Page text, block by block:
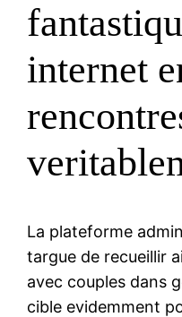
internet
La plateforme
targue de recueillir
avec couples dans
cible evidemment